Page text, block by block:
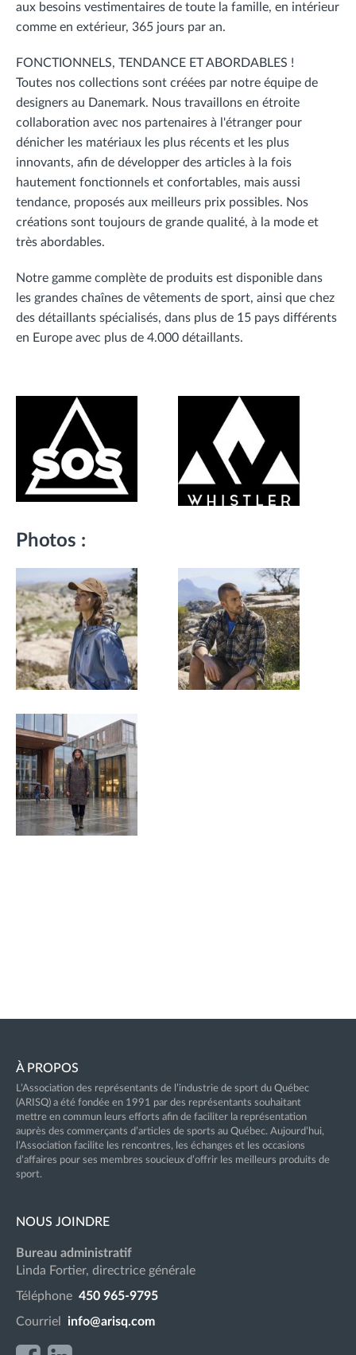
aux besoins vestimentaires de toute la famille, en intérieur
comme en extérieur, 365 jours par an.
FONCTIONNELS, TENDANCE ET ABORDABLES !
Toutes nos collections sont créées par notre équipe de
designers au Danemark. Nous travaillons en étroite
collaboration avec nos partenaires à l'étranger pour
dénicher les matériaux les plus récents et les plus
innovants, afin de développer des articles à la fois
hautement fonctionnels et confortables, mais aussi
tendance, proposés aux meilleurs prix possibles. Nos
créations sont toujours de grande qualité, à la mode et
très abordables.
Notre gamme complète de produits est disponible dans
les grandes chaînes de vêtements de sport, ainsi que chez
des détaillants spécialisés, dans plus de 15 pays différents
en Europe avec plus de 4.000 détaillants.
Photos :
À PROPOS
L’Association des représentants de l’industrie de sport du Québec
(ARISQ) a été fondée en 1991 par des représentants souhaitant
mettre en commun leurs efforts afin de faciliter la représentation
auprès des commerçants d’articles de sports au Québec. Aujourd’hui,
l’Association facilite les rencontres, les échanges et les occasions
d’affaires pour ses membres soucieux d’offrir les meilleurs produits de
sport.
NOUS JOINDRE
Bureau administratif
Linda Fortier, directrice générale
Téléphone 450 965-9795
Courriel info@arisq.com